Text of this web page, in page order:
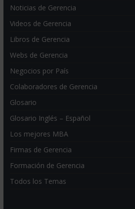
Noticias de Gerencia
Videos de Gerencia
Libros de Gerencia
Webs de Gerencia
Negocios por País
Colaboradores de Gerencia
Glosario
Glosario Inglés – Español
Los mejores MBA
Firmas de Gerencia
Formación de Gerencia
Todos los Temas